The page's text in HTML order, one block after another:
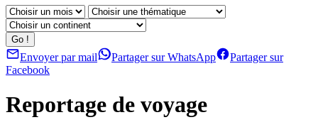
Envoyer par mail Partager sur WhatsApp
Partager sur
Facebook
Reportage de voyage